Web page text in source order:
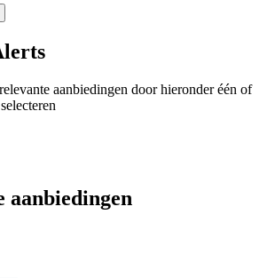
aanbiedingen door hieronder één of
aanbiedingen